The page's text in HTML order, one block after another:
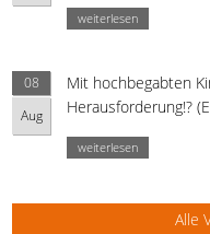
weiterlesen
08
Aug
Mit hochbegabten
Herausforderung!?
weiterlesen
Alle